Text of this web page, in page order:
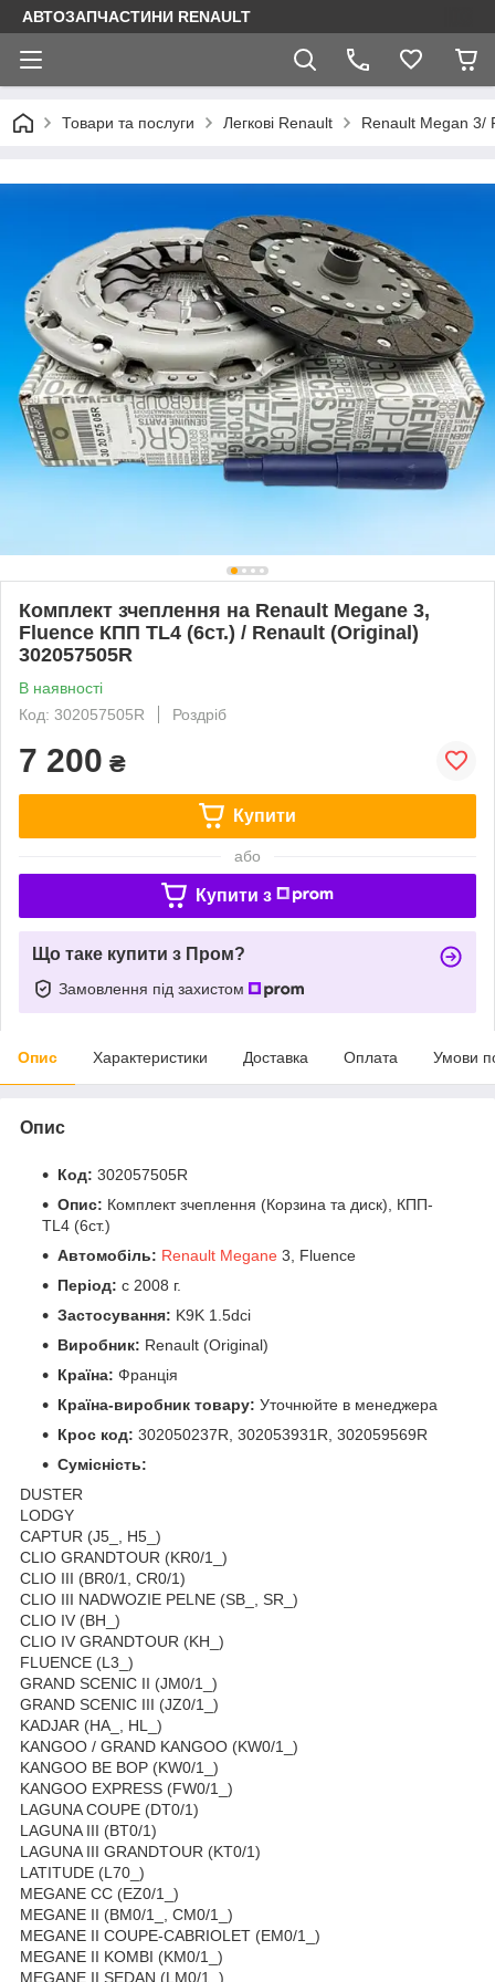
АВТОЗАПЧАСТИНИ RENAULT
Товари та послуги Легкові Renault Renault Megan 3/
Комплект зчеплення на Renault Megane 3,
Fluence КПП TL4 (6ст.) / Renault (Original)
302057505R
В наявності
Код: 302057505R
Роздріб
7 200 ₴
Купити
або
Купити з
Що таке купити з Пром?
Замовлення під захистом
Опис Характеристики Доставка Оплата Умови
Опис
Код: 302057505R
Опис: Комплект зчеплення (Корзина та диск), КПП-
TL4 (6ст.)
Автомобіль: Renault Megane 3, Fluence
Період: c 2008 г.
Застосування: K9K 1.5dci
Виробник: Renault (Original)
Країна: Франція
Країна-виробник товару: Уточнюйте в менеджера
Крос код: 302050237R, 302053931R, 302059569R
Сумісність:
DUSTER
LODGY
CAPTUR (J5_, H5_)
CLIO GRANDTOUR (KR0/1_)
CLIO III (BR0/1, CR0/1)
CLIO III NADWOZIE PELNE (SB_, SR_)
CLIO IV (BH_)
CLIO IV GRANDTOUR (KH_)
FLUENCE (L3_)
GRAND SCENIC II (JM0/1_)
GRAND SCENIC III (JZ0/1_)
KADJAR (HA_, HL_)
KANGOO / GRAND KANGOO (KW0/1_)
KANGOO BE BOP (KW0/1_)
KANGOO EXPRESS (FW0/1_)
LAGUNA COUPE (DT0/1)
LAGUNA III (BT0/1)
LAGUNA III GRANDTOUR (KT0/1)
LATITUDE (L70_)
MEGANE CC (EZ0/1_)
MEGANE II (BM0/1_, CM0/1_)
MEGANE II COUPE-CABRIOLET (EM0/1_)
MEGANE II KOMBI (KM0/1_)
MEGANE II SEDAN (LM0/1_)